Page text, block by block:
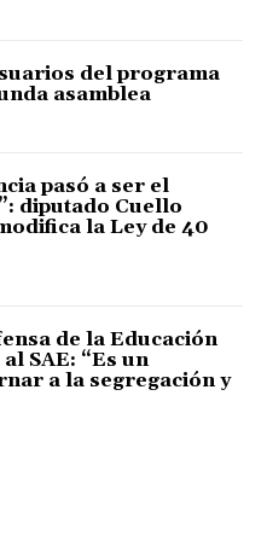
del programa
asamblea
pasó a ser el
diputado Cuello
la Ley de 40
de la Educación
SAE: “Es un
a la segregación y